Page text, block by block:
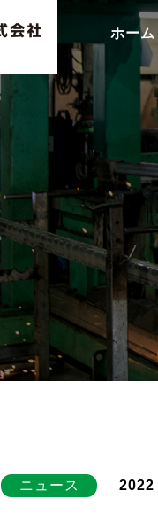
ホーム
ニュース